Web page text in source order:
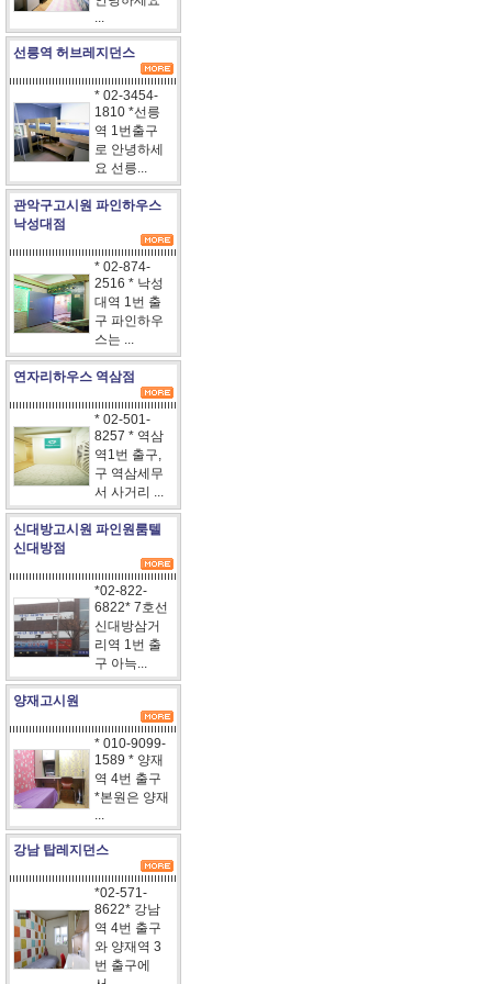
...
선릉역 허브레지던스
* 02-3454-
1810 *선릉
역 1번출구
로 안녕하세
요 선릉...
관악구고시원 파인하우스
낙성대점
* 02-874-
2516 * 낙성
대역 1번 출
구 파인하우
스는 ...
연자리하우스 역삼점
* 02-501-
8257 * 역삼
역1번 출구,
구 역삼세무
서 사거리 ...
신대방고시원 파인원룸텔
신대방점
*02-822-
6822* 7호선
신대방삼거
리역 1번 출
구 아늑...
양재고시원
* 010-9099-
1589 * 양재
역 4번 출구
*본원은 양재
...
강남 탑레지던스
*02-571-
8622* 강남
역 4번 출구
와 양재역 3
번 출구에